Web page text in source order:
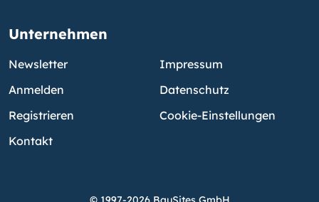
Unternehmen
Newsletter
Anmelden
Registrieren
Kontakt
Impressum
Datenschutz
Cookie-Einstellungen